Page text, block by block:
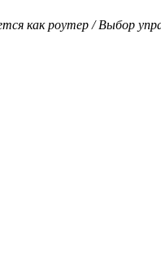
как роутер / Выбор